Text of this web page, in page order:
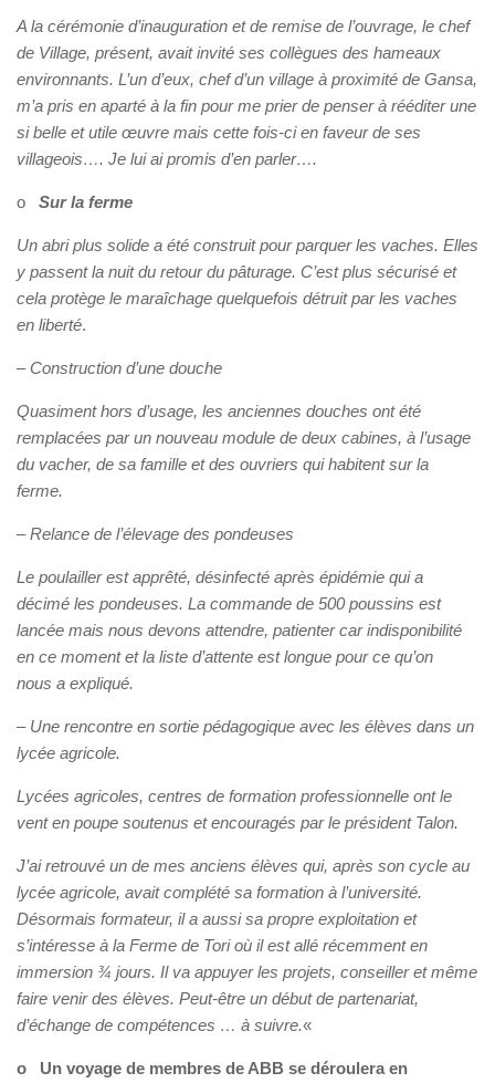
A la cérémonie d’inauguration et de remise de l’ouvrage, le chef
de Village, présent, avait invité ses collègues des hameaux
environnants. L’un d’eux, chef d’un village à proximité de Gansa,
m’a pris en aparté à la fin pour me prier de penser à rééditer une
si belle et utile œuvre mais cette fois-ci en faveur de ses
villageois…. Je lui ai promis d’en parler….
o Sur la ferme
Un abri plus solide a été construit pour parquer les vaches. Elles
y passent la nuit du retour du pâturage. C’est plus sécurisé et
cela protège le maraîchage quelquefois détruit par les vaches
en liberté.
– Construction d’une douche
Quasiment hors d’usage, les anciennes douches ont été
remplacées par un nouveau module de deux cabines, à l’usage
du vacher, de sa famille et des ouvriers qui habitent sur la
ferme.
–Relance de l’élevage des pondeuses
Le poulailler est apprêté, désinfecté après épidémie qui a
décimé les pondeuses. La commande de 500 poussins est
lancée mais nous devons attendre, patienter car indisponibilité
en ce moment et la liste d’attente est longue pour ce qu’on
nous a expliqué.
– Une rencontre en sortie pédagogique avec les élèves dans un
lycée agricole.
Lycées agricoles, centres de formation professionnelle ont le
vent en poupe soutenus et encouragés par le président Talon.
J’ai retrouvé un de mes anciens élèves qui, après son cycle au
lycée agricole, avait complété sa formation à l’université.
Désormais formateur, il a aussi sa propre exploitation et
s’intéresse à la Ferme de Tori où il est allé récemment en
immersion ¾ jours. Il va appuyer les projets, conseiller et même
faire venir des élèves. Peut-être un début de partenariat,
d’échange de compétences … à suivre.«
o Un voyage de membres de ABB se déroulera en